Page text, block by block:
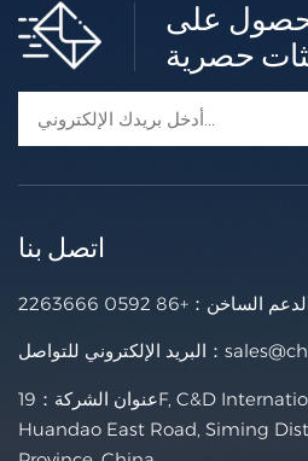
على
اتصل بنا
الساخن： +86 0592 2263666
البريد الإلكتروني للتواصل：
عنوان الشركة：19F, C&D International Building, No.1699
Huandao East Road, Siming